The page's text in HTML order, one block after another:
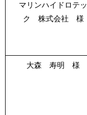
マリンハイドロテッ
ク 株式会社 様
大森 寿明 様